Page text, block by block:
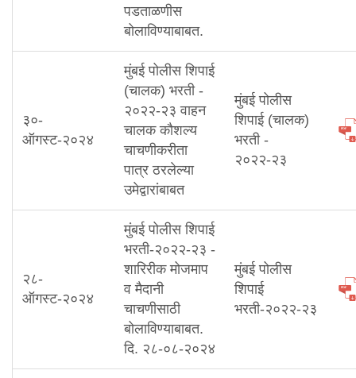
पडताळणीस
बोलाविण्याबाबत.
३०-
ऑगस्ट-२०२४
मुंबई पोलीस शिपाई
(चालक) भरती -
२०२२-२३ वाहन
चालक कौशल्य
चाचणीकरीता
पात्र ठरलेल्या
उमेद्वारांबाबत
मुंबई पोलीस
शिपाई (चालक)
भरती -
२०२२-२३
२८-
ऑगस्ट-२०२४
मुंबई पोलीस शिपाई
भरती-२०२२-२३ -
शारिरीक मोजमाप
व मैदानी
चाचणीसाठी
बोलाविण्याबाबत.
दि. २८-०८-२०२४
मुंबई पोलीस
शिपाई
भरती-२०२२-२३